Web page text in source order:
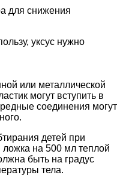
для снижения
уксус нужно
или металлической
могут вступить в
соединения могут
детей при
ложка на 500 мл теплой
быть на градус
тела.